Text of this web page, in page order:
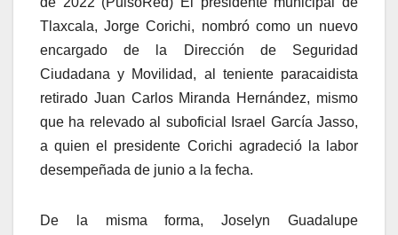
Tlaxcala, Jorge Corichi, nombró como un nuevo
encargado de la Dirección de Seguridad
Ciudadana y Movilidad, al teniente paracaidista
retirado Juan Carlos Miranda Hernández, mismo
que ha relevado al suboficial Israel García Jasso,
a quien el presidente Corichi agradeció la labor
desempeñada de junio a la fecha.
De la misma forma, Joselyn Guadalupe